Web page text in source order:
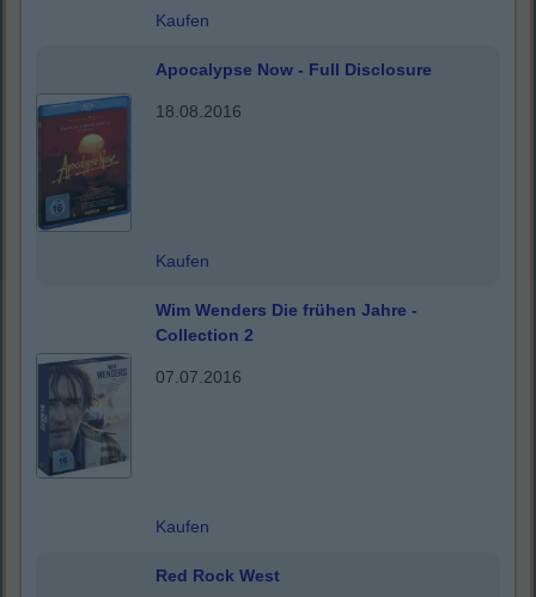
Kaufen
Apocalypse Now - Full Disclosure
18.08.2016
Kaufen
Wim Wenders Die frühen Jahre -
Collection 2
07.07.2016
Kaufen
Red Rock West